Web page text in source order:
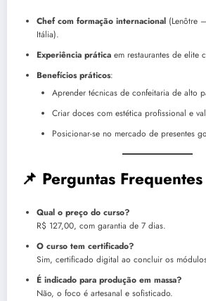
Chef com formação internacional (Lenôtre
Itália).
Experiência prática em restaurantes de elite
Benefícios práticos:
Aprender técnicas de confeitaria de alto
Criar doces com estética profissional e
Posicionar-se no mercado de presentes
📌 Perguntas Frequentes
Qual o preço do curso?
R$ 127,00, com garantia de 7 dias.
O curso tem certificado?
Sim, certificado digital ao concluir os
É indicado para produção em massa?
Não, o foco é artesanal e sofisticado.